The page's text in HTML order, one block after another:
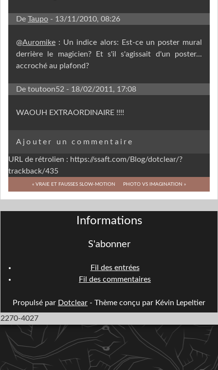
De Taupo - 13/11/2010, 08:26
@Auromike : Un indice alors: Est-ce un poster mural
derrière le magicien? Et s'il s'agissait d'un poster...
accroché au plafond?
De toutoon52 - 18/02/2011, 17:08
WAOUH EXTRAORDINAIRE !!!!
Ajouter un commentaire
URL de rétrolien : https://ssaft.com/Blog/dotclear/?
trackback/435
« VRAIE ET FAUSSES SLOW-MOTION PHOTO VS IMAGINATION »
Informations
S'abonner
Fil des entrées
Fil des commentaires
Propulsé par Dotclear - Thème conçu par Kévin Lepeltier
2270-4027